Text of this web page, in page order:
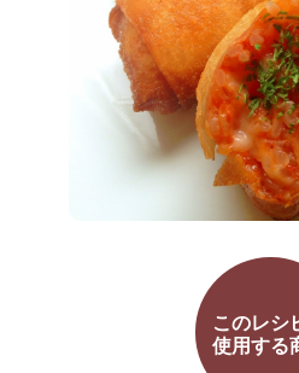
このレシ
使用する